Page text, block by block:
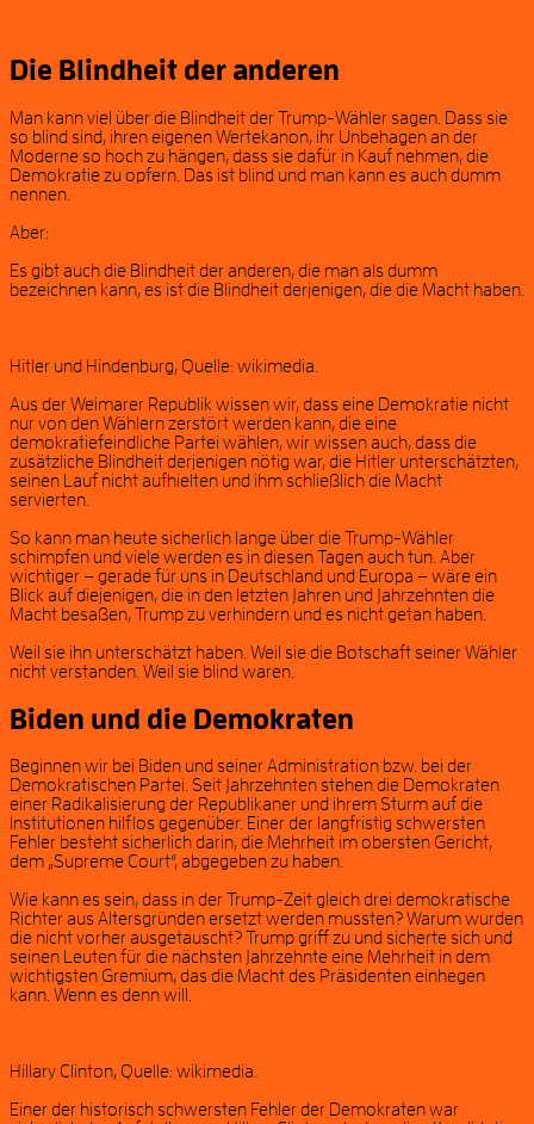
Die Blindheit der anderen
Man kann viel über die Blindheit der Trump-Wähler sagen. Dass sie
so blind sind, ihren eigenen Wertekanon, ihr Unbehagen an der
Moderne so hoch zu hängen, dass sie dafür in Kauf nehmen, die
Demokratie zu opfern. Das ist blind und man kann es auch dumm
nennen.
Aber:
Es gibt auch die Blindheit der anderen, die man als dumm
bezeichnen kann, es ist die Blindheit derjenigen, die die Macht haben.
Hitler und Hindenburg, Quelle: wikimedia.
Aus der Weimarer Republik wissen wir, dass eine Demokratie nicht
nur von den Wählern zerstört werden kann, die eine
demokratiefeindliche Partei wählen, wir wissen auch, dass die
zusätzliche Blindheit derjenigen nötig war, die Hitler unterschätzten,
seinen Lauf nicht aufhielten und ihm schließlich die Macht
servierten.
So kann man heute sicherlich lange über die Trump-Wähler
schimpfen und viele werden es in diesen Tagen auch tun. Aber
wichtiger – gerade für uns in Deutschland und Europa – wäre ein
Blick auf diejenigen, die in den letzten Jahren und Jahrzehnten die
Macht besaßen, Trump zu verhindern und es nicht getan haben.
Weil sie ihn unterschätzt haben. Weil sie die Botschaft seiner Wähler
nicht verstanden. Weil sie blind waren.
Biden und die Demokraten
Beginnen wir bei Biden und seiner Administration bzw. bei der
Demokratischen Partei. Seit Jahrzehnten stehen die Demokraten
einer Radikalisierung der Republikaner und ihrem Sturm auf die
Institutionen hilflos gegenüber. Einer der langfristig schwersten
Fehler besteht sicherlich darin, die Mehrheit im obersten Gericht,
dem „Supreme Court“, abgegeben zu haben.
Wie kann es sein, dass in der Trump-Zeit gleich drei demokratische
Richter aus Altersgründen ersetzt werden mussten? Warum wurden
die nicht vorher ausgetauscht? Trump griff zu und sicherte sich und
seinen Leuten für die nächsten Jahrzehnte eine Mehrheit in dem
wichtigsten Gremium, das die Macht des Präsidenten einhegen
kann. Wenn es denn will.
Hillary Clinton, Quelle: wikimedia.
Einer der historisch schwersten Fehler der Demokraten war